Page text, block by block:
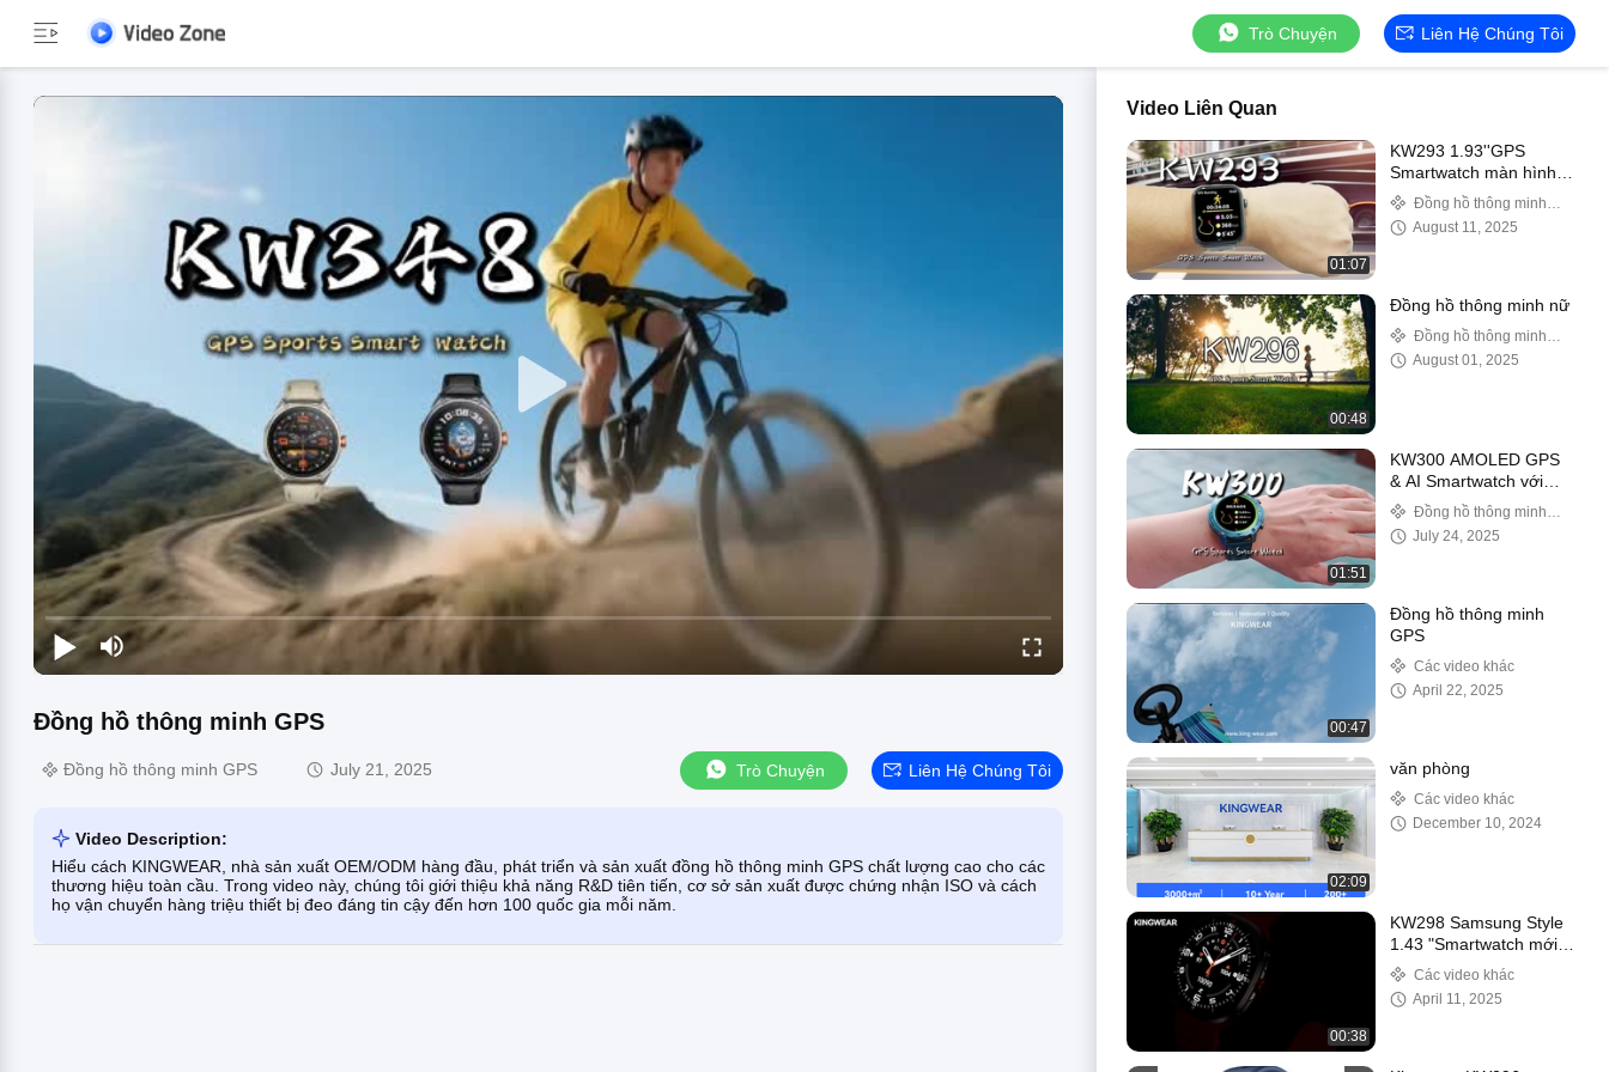
Trò Chuyện Liên Hệ Chúng Tôi
Đồng hồ thông minh GPS
Đồng hồ thông minh GPS July 21, 2025 Trò Chuyện Liên Hệ Chúng Tôi
Video Description:
Hiểu cách KINGWEAR, nhà sản xuất OEM/ODM hàng đầu, phát triển và sản xuất đồng hồ thông minh GPS chất lượng cao cho các
thương hiệu toàn cầu. Trong video này, chúng tôi giới thiệu khả năng R&D tiên tiến, cơ sở sản xuất được chứng nhận ISO và cách
họ vận chuyển hàng triệu thiết bị đeo đáng tin cậy đến hơn 100 quốc gia mỗi năm.
Video Liên Quan
01:07
KW293 1.93''GPS
Smartwatch màn hình
lớn với hoạt động thời
gian thực và theo dõi
giấc ngủ IP68 chống
Đồng hồ thông minh
GPSAugust 11, 2025
00:48
Đồng hồ thông minh nữ
Đồng hồ thông minh
GPSAugust 01, 2025
01:51
KW300 AMOLED GPS
& AI Smartwatch với
Real-Time Activity &
Sleep Trackers AI Q&A
5ATM Không thấm
Đồng hồ thông minh
GPSJuly 24, 2025
00:47
Đồng hồ thông minh
GPS
Các video khác
April 22, 2025
02:09
văn phòng
Các video khác
December 10, 2024
00:38
KW298 Samsung Style
1.43 "Smartwatch mới
2025 Super Retina Light
Tập thể dục Smart
Watch
Các video khác
April 11, 2025